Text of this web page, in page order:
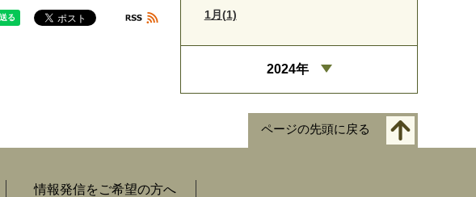
1月(1)
2024年
ページの先頭に戻る
情報発信をご希望の方へ